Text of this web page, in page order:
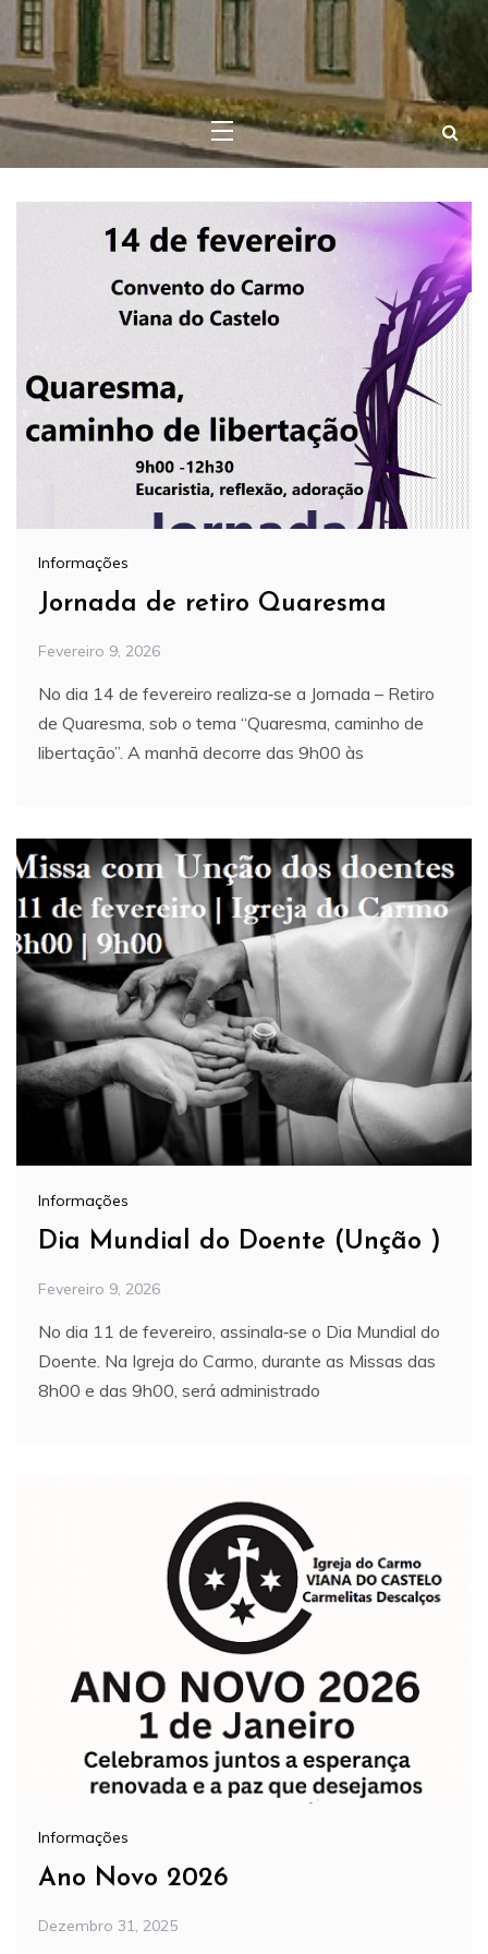
Convento do
Carmo – Viana
Informações
Jornada de retiro Quaresma
Fevereiro 9, 2026
No dia 14 de fevereiro realiza‑se a Jornada – Retiro
de Quaresma, sob o tema “Quaresma, caminho de
libertação”. A manhã decorre das 9h00 às
Informações
Dia Mundial do Doente (Unção )
Fevereiro 9, 2026
No dia 11 de fevereiro, assinala‑se o Dia Mundial do
Doente. Na Igreja do Carmo, durante as Missas das
8h00 e das 9h00, será administrado
Informações
Ano Novo 2026
Dezembro 31, 2025